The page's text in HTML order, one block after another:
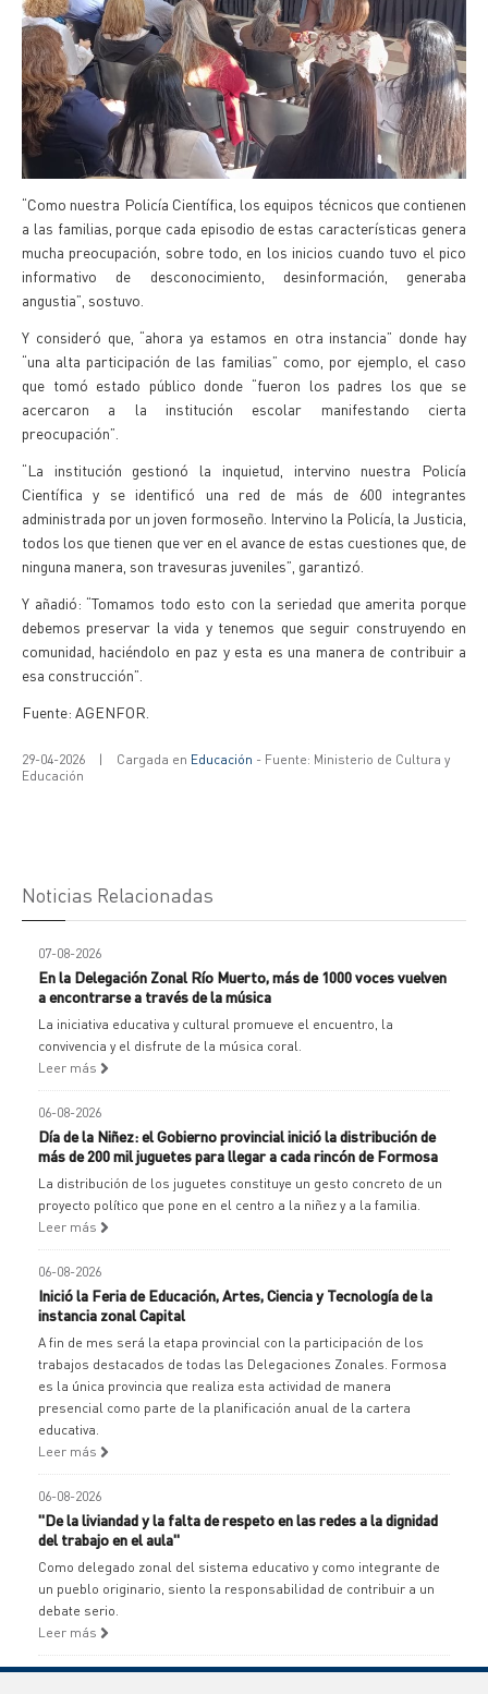
“Como nuestra Policía Científica, los equipos técnicos que contienen
a las familias, porque cada episodio de estas características genera
mucha preocupación, sobre todo, en los inicios cuando tuvo el pico
informativo de desconocimiento, desinformación, generaba
angustia”, sostuvo.
Y consideró que, “ahora ya estamos en otra instancia” donde hay
“una alta participación de las familias” como, por ejemplo, el caso
que tomó estado público donde “fueron los padres los que se
acercaron a la institución escolar manifestando cierta
preocupación”.
“La institución gestionó la inquietud, intervino nuestra Policía
Científica y se identificó una red de más de 600 integrantes
administrada por un joven formoseño. Intervino la Policía, la Justicia,
todos los que tienen que ver en el avance de estas cuestiones que, de
ninguna manera, son travesuras juveniles”, garantizó.
Y añadió: “Tomamos todo esto con la seriedad que amerita porque
debemos preservar la vida y tenemos que seguir construyendo en
comunidad, haciéndolo en paz y esta es una manera de contribuir a
esa construcción”.
Fuente: AGENFOR.
29-04-2026 | Cargada en Educación - Fuente: Ministerio de Cultura y
Educación
Noticias Relacionadas
07-08-2026
En la Delegación Zonal Río Muerto, más de 1000 voces vuelven
a encontrarse a través de la música
La iniciativa educativa y cultural promueve el encuentro, la
convivencia y el disfrute de la música coral.
Leer más
06-08-2026
Día de la Niñez: el Gobierno provincial inició la distribución de
más de 200 mil juguetes para llegar a cada rincón de Formosa
La distribución de los juguetes constituye un gesto concreto de un
proyecto político que pone en el centro a la niñez y a la familia.
Leer más
06-08-2026
Inició la Feria de Educación, Artes, Ciencia y Tecnología de la
instancia zonal Capital
A fin de mes será la etapa provincial con la participación de los
trabajos destacados de todas las Delegaciones Zonales. Formosa
es la única provincia que realiza esta actividad de manera
presencial como parte de la planificación anual de la cartera
educativa.
Leer más
06-08-2026
"De la liviandad y la falta de respeto en las redes a la dignidad
del trabajo en el aula"
Como delegado zonal del sistema educativo y como integrante de
un pueblo originario, siento la responsabilidad de contribuir a un
debate serio.
Leer más